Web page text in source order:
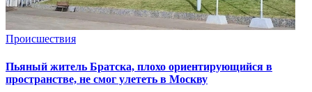
Происшествия
Пьяный житель Братска, плохо ориентирующийся в
пространстве, не смог улететь в Москву